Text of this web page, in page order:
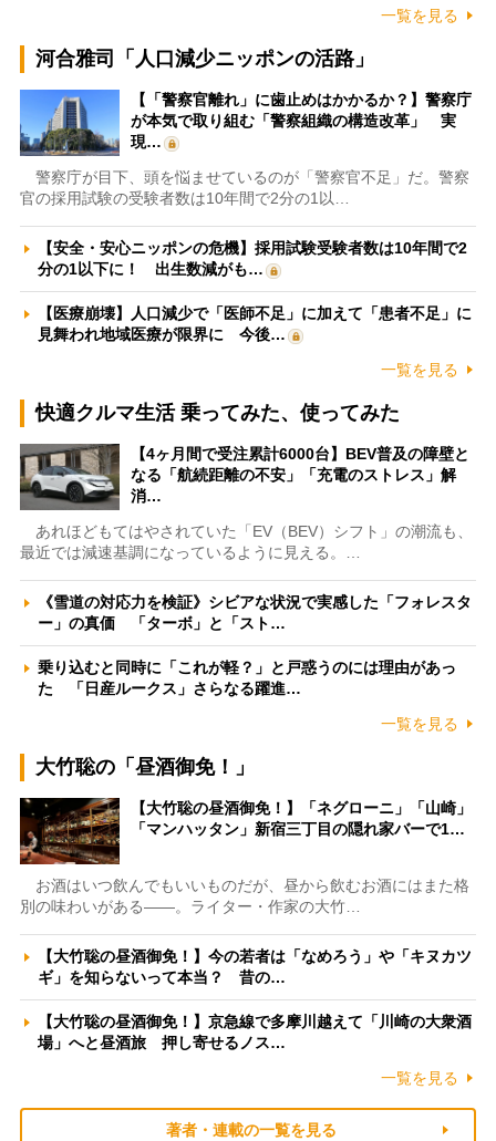
一覧を見る
河合雅司「人口減少ニッポンの活路」
【「警察官離れ」に歯止めはかかるか？】警察庁
が本気で取り組む「警察組織の構造改革」 実
現…
警察庁が目下、頭を悩ませているのが「警察官不足」だ。警察
官の採用試験の受験者数は10年間で2分の1以…
【安全・安心ニッポンの危機】採用試験受験者数は10年間で2
分の1以下に！ 出生数減がも…
【医療崩壊】人口減少で「医師不足」に加えて「患者不足」に
見舞われ地域医療が限界に 今後…
一覧を見る
快適クルマ生活 乗ってみた、使ってみた
【4ヶ月間で受注累計6000台】BEV普及の障壁と
なる「航続距離の不安」「充電のストレス」解
消…
あれほどもてはやされていた「EV（BEV）シフト」の潮流も、
最近では減速基調になっているように見える。…
《雪道の対応力を検証》シビアな状況で実感した「フォレスタ
ー」の真価 「ターボ」と「スト…
乗り込むと同時に「これが軽？」と戸惑うのには理由があっ
た 「日産ルークス」さらなる躍進…
一覧を見る
大竹聡の「昼酒御免！」
【大竹聡の昼酒御免！】「ネグローニ」「山崎」
「マンハッタン」新宿三丁目の隠れ家バーで1…
お酒はいつ飲んでもいいものだが、昼から飲むお酒にはまた格
別の味わいがある――。ライター・作家の大竹…
【大竹聡の昼酒御免！】今の若者は「なめろう」や「キヌカツ
ギ」を知らないって本当？ 昔の…
【大竹聡の昼酒御免！】京急線で多摩川越えて「川崎の大衆酒
場」へと昼酒旅 押し寄せるノス…
一覧を見る
著者・連載の一覧を見る